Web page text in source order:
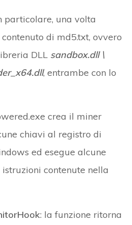
particolare, una volta
di md5.txt, ovvero
DLL sandbox.dll \
, entrambe con lo
crea il miner
chiavi al registro di
ed esegue alcune
contenute nella
: la funzione ritorna